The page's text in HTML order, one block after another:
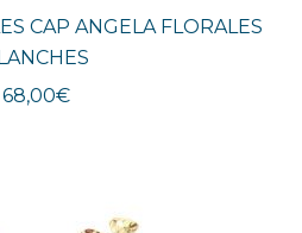
CAP ANGELA FLORALES
68,00€